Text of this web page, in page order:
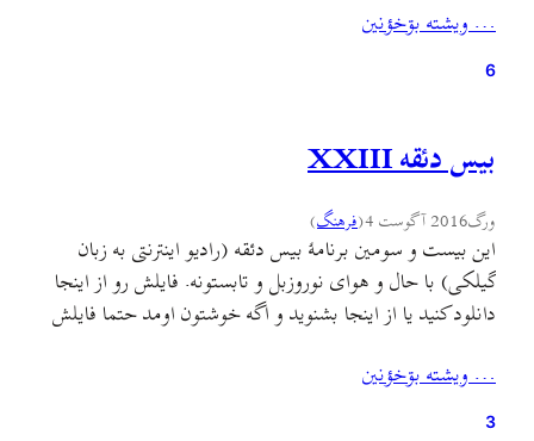
… ويشته بۊخؤنين
6
بيس دئقه XXIII
ورگ2016 آگوست 4 (فرهنگ)
این بیست و سومین برنامهٔ بیس دئقه (رادیو اینترنتی به زبان
گیلکی) با حال و هوای نوروزبل و تابستونه. فایلش رو از اینجا
دانلود کنید یا از اینجا بشنوید و اگه خوشتون اومد حتما فایلش
چون شنوندگان این رادیو فقط به کمک شما بیشتر…
… ويشته بۊخؤنين
3